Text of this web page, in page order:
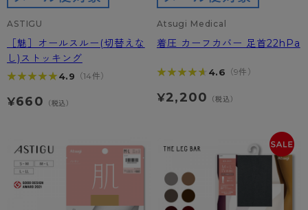
ASTIGU
［魅］オールスルー(切替えな
し)ストッキング
★★★★★
★★★★★4.9 （14件）
¥660 （税込）
Atsugi Medical
着圧 カーフカバー 足首22hPa
★★★★★
★★★★★ 4.6 （9件）
¥2,200 （税込）